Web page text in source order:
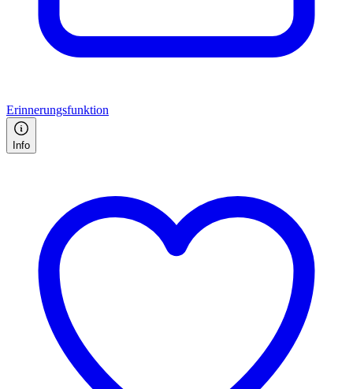
Erinnerungsfunktion
Info